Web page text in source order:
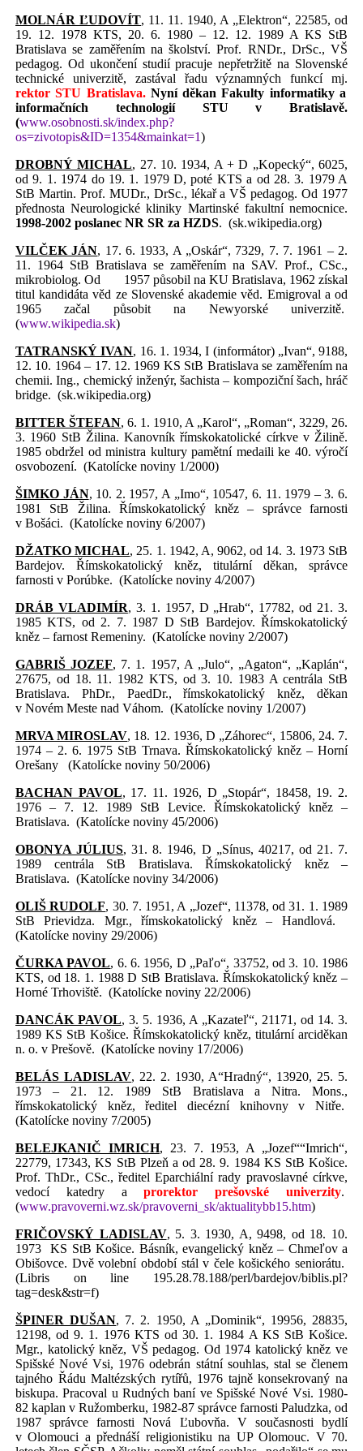
MOLNÁR ĽUDOVÍT, 11. 11. 1940, A „Elektron“, 22585, od
19. 12. 1978 KTS, 20. 6. 1980 – 12. 12. 1989 A KS StB
Bratislava se zaměřením na školství. Prof. RNDr., DrSc., VŠ
pedagog. Od ukončení studií pracuje nepřetržitě na Slovenské
technické univerzitě, zastával řadu významných funkcí mj.
rektor STU Bratislava.Nyní děkan Fakulty informatiky a
informačních technologií STU v Bratislavě.
(www.osobnosti.sk/index.php?
os=zivotopis&ID=1354&mainkat=1)
DROBNÝ MICHAL, 27. 10. 1934, A + D „Kopecký“, 6025,
od 9. 1. 1974 do 19. 1. 1979 D, poté KTS a od 28. 3. 1979 A
StB Martin. Prof. MUDr., DrSc., lékař a VŠ pedagog. Od 1977
přednosta Neurologické kliniky Martinské fakultní nemocnice.
1998-2002 poslanec NR SR za HZDS. (sk.wikipedia.org)
VILČEK JÁN, 17. 6. 1933, A „Oskár“, 7329, 7. 7. 1961 – 2.
11. 1964 StB Bratislava se zaměřením na SAV. Prof., CSc.,
mikrobiolog. Od
1957 působil na KU Bratislava, 1962 získal
titul kandidáta věd ze Slovenské akademie věd. Emigroval a od
1965 začal působit na Newyorské univerzitě.
(www.wikipedia.sk)
TATRANSKÝ IVAN, 16. 1. 1934, I (informátor) „Ivan“, 9188,
12. 10. 1964 – 17. 12. 1969 KS StB Bratislava se zaměřením na
chemii. Ing., chemický inženýr, šachista – kompoziční šach, hráč
bridge. (sk.wikipedia.org)
BITTER ŠTEFAN, 6. 1. 1910, A „Karol“, „Roman“, 3229, 26.
3. 1960 StB Žilina. Kanovník římskokatolické církve v Žilině.
1985 obdržel od ministra kultury pamětní medaili ke 40. výročí
osvobození. (Katolícke noviny 1/2000)
ŠIMKO JÁN, 10. 2. 1957, A „Imo“, 10547, 6. 11. 1979 – 3. 6.
1981 StB Žilina. Římskokatolický kněz – správce farnosti
v Bošáci. (Katolícke noviny 6/2007)
DŽATKO MICHAL, 25. 1. 1942, A, 9062, od 14. 3. 1973 StB
Bardejov. Římskokatolický kněz, titulární děkan, správce
farnosti v Porúbke. (Katolícke noviny 4/2007)
DRÁB VLADIMÍR, 3. 1. 1957, D „Hrab“, 17782, od 21. 3.
1985 KTS, od 2. 7. 1987 D StB Bardejov. Římskokatolický
kněz – farnost Remeniny. (Katolícke noviny 2/2007)
GABRIŠ JOZEF, 7. 1. 1957, A „Julo“, „Agaton“, „Kaplán“,
27675, od 18. 11. 1982 KTS, od 3. 10. 1983 A centrála StB
Bratislava. PhDr., PaedDr., římskokatolický kněz, děkan
v Novém Meste nad Váhom. (Katolícke noviny 1/2007)
MRVA MIROSLAV, 18. 12. 1936, D „Záhorec“, 15806, 24. 7.
1974 – 2. 6. 1975 StB Trnava. Římskokatolický kněz – Horní
Orešany
(Katolícke noviny 50/2006)
BACHAN PAVOL, 17. 11. 1926, D „Stopár“, 18458, 19. 2.
1976 – 7. 12. 1989 StB Levice. Římskokatolický kněz –
Bratislava. (Katolícke noviny 45/2006)
OBONYA JÚLIUS, 31. 8. 1946, D „Sínus, 40217, od 21. 7.
1989 centrála StB Bratislava. Římskokatolický kněz –
Bratislava. (Katolícke noviny 34/2006)
OLIŠ RUDOLF, 30. 7. 1951, A „Jozef“, 11378, od 31. 1. 1989
StB Prievidza. Mgr., římskokatolický kněz – Handlová.
(Katolícke noviny 29/2006)
ČURKA PAVOL, 6. 6. 1956, D „Paľo“, 33752, od 3. 10. 1986
KTS, od 18. 1. 1988 D StB Bratislava. Římskokatolický kněz –
Horné Trhoviště. (Katolícke noviny 22/2006)
DANCÁK PAVOL, 3. 5. 1936, A „Kazateľ“, 21171, od 14. 3.
1989 KS StB Košice. Římskokatolický kněz, titulární arciděkan
n. o. v Prešově. (Katolícke noviny 17/2006)
BELÁS LADISLAV, 22. 2. 1930, A“Hradný“, 13920, 25. 5.
1973 – 21. 12. 1989 StB Bratislava a Nitra. Mons.,
římskokatolický kněz, ředitel diecézní knihovny v Nitře.
(Katolícke noviny 7/2005)
BELEJKANIČ IMRICH, 23. 7. 1953, A „Jozef““Imrich“,
22779, 17343, KS StB Plzeň a od 28. 9. 1984 KS StB Košice.
Prof. ThDr., CSc., ředitel Eparchiální rady pravoslavné církve,
vedocí katedry aprorektor prešovské univerzity.
(www.pravoverni.wz.sk/pravoverni_sk/aktualitybb15.htm)
FRIČOVSKÝ LADISLAV, 5. 3. 1930, A, 9498, od 18. 10.
1973
KS StB Košice. Básník, evangelický kněz – Chmeľov a
Obišovce. Dvě volební období stál v čele košického seniorátu.
(Libris on line 195.28.78.188/perl/bardejov/biblis.pl?
tag=desk&str=f)
ŠPINER DUŠAN, 7. 2. 1950, A „Dominik“, 19956, 28835,
12198, od 9. 1. 1976 KTS od 30. 1. 1984 A KS StB Košice.
Mgr., katolický kněz, VŠ pedagog. Od 1974 katolický kněz ve
Spišské Nové Vsi, 1976 odebrán státní souhlas, stal se členem
tajného Řádu Maltézských rytířů, 1976 tajně konsekrovaný na
biskupa. Pracoval u Rudných baní ve Spišské Nové Vsi. 1980-
82 kaplan v Ružomberku, 1982-87 správce farnosti Paludzka, od
1987 správce farnosti Nová Ľubovňa. V současnosti bydlí
v Olomouci a přednáší religionistiku na UP Olomouc. V 70.